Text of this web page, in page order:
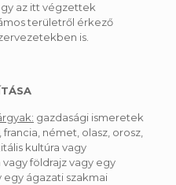
az itt végzettek
területről érkező
is.
gazdasági ismeretek
német, olasz, orosz,
kultúra vagy
földrajz vagy egy
egy ágazati szakmai